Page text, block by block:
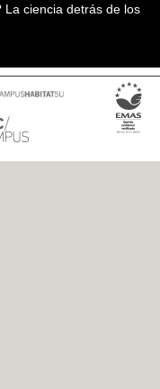
ciencia detrás de los